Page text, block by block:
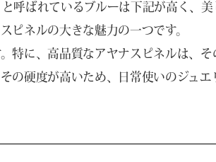
呼ばれているブルーは下記が高く、美
ピネルの大きな魅力の一つです。
特に、高品質なアヤナスピネルは、そ
の硬度が高いため、日常使いのジュエ